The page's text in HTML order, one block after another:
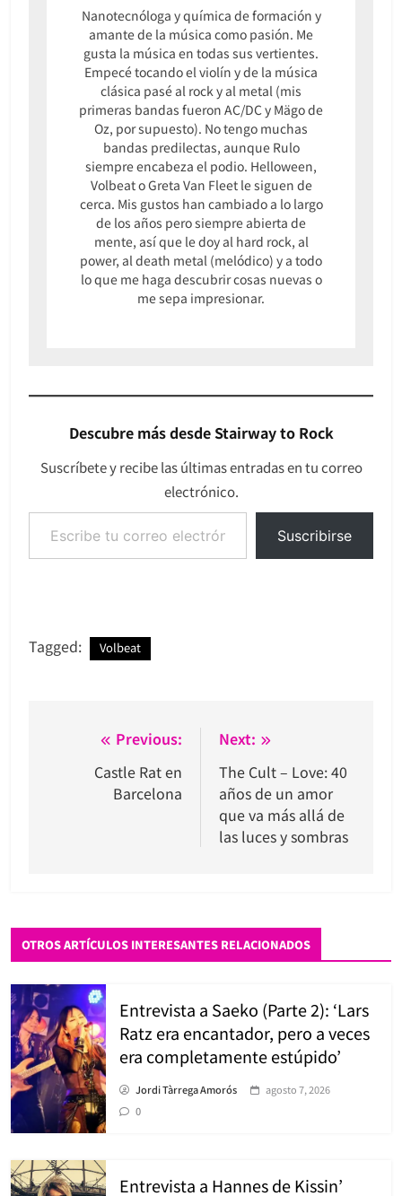
Nanotecnóloga y química de formación y
amante de la música como pasión. Me
gusta la música en todas sus vertientes.
Empecé tocando el violín y de la música
clásica pasé al rock y al metal (mis
primeras bandas fueron AC/DC y Mägo de
Oz, por supuesto). No tengo muchas
bandas predilectas, aunque Rulo
siempre encabeza el podio. Helloween,
Volbeat o Greta Van Fleet le siguen de
cerca. Mis gustos han cambiado a lo largo
de los años pero siempre abierta de
mente, así que le doy al hard rock, al
power, al death metal (melódico) y a todo
lo que me haga descubrir cosas nuevas o
me sepa impresionar.
Descubre más desde Stairway to Rock
Suscríbete y recibe las últimas entradas en tu correo
electrónico.
Escribe tu correo electrónico…
Suscribirse
Tagged: Volbeat
Navegación
entradas
Previous:
Castle Rat en
Barcelona
Next:
The Cult – Love: 40
años de un amor
que va más allá de
las luces y sombras
OTROS ARTÍCULOS INTERESANTES RELACIONADOS
Entrevista a Saeko (Parte 2): ‘Lars
Ratz era encantador, pero a veces
era completamente estúpido’
Jordi Tàrrega Amorós
agosto 7, 2026
0
Entrevista a Hannes de Kissin’